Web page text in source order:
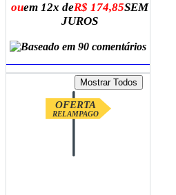
ouem 12x deR$ 174,85SEM
JUROS
OFERTA
RELAMPAGO